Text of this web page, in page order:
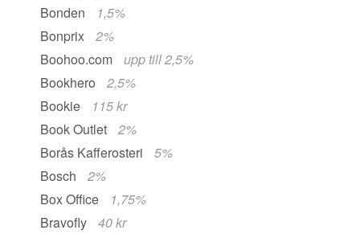
Bonden
1,5%
Bonprix
2%
Boohoo.com
upp till 2,5%
Bookhero
2,5%
Bookie
115 kr
Book Outlet
2%
Borås Kafferosteri
5%
Bosch
2%
Box Office
1,75%
Bravofly
40 kr